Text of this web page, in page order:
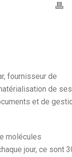
fournisseur de
de ses
et de
molécules
jour, ce sont